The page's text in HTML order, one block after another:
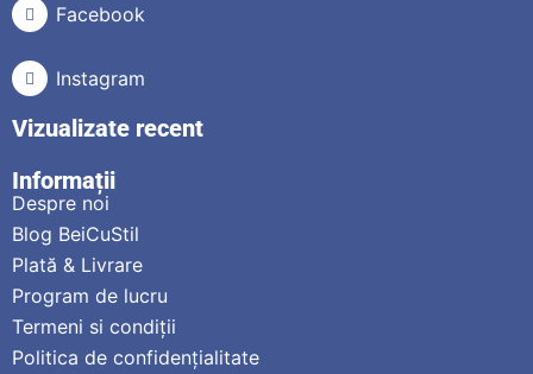
Facebook
Instagram
Vizualizate recent
Informații
Despre noi
Blog BeiCuStil
Plată & Livrare
Program de lucru
Termeni si condiții
Politica de confidențialitate